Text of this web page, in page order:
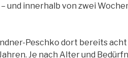
und innerhalb von zwei
Peschko dort bereits acht
Je nach Alter und